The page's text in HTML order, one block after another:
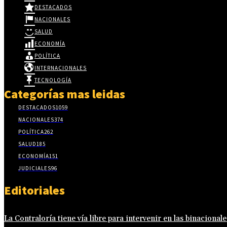
DESTACADOS
NACIONALES
SALUD
ECONOMÍA
POLÍTICA
INTERNACIONALES
TECNOLOGÍA
Categorías mas leidas
DESTACADOS1059
NACIONALES374
POLÍTICA262
SALUD185
ECONOMÍA151
JUDICIALES96
Editoriales
La Contraloría tiene vía libre para intervenir en las